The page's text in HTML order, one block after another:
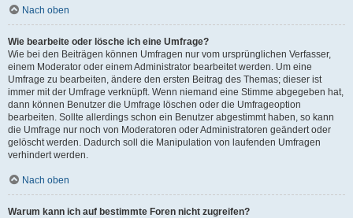
Nach oben
Wie bearbeite oder lösche ich eine Umfrage?
Wie bei den Beiträgen können Umfragen nur vom ursprünglichen Verfasser,
einem Moderator oder einem Administrator bearbeitet werden. Um eine
Umfrage zu bearbeiten, ändere den ersten Beitrag des Themas; dieser ist
immer mit der Umfrage verknüpft. Wenn niemand eine Stimme abgegeben hat,
dann können Benutzer die Umfrage löschen oder die Umfrageoption
bearbeiten. Sollte allerdings schon ein Benutzer abgestimmt haben, so kann
die Umfrage nur noch von Moderatoren oder Administratoren geändert oder
gelöscht werden. Dadurch soll die Manipulation von laufenden Umfragen
verhindert werden.
Nach oben
Warum kann ich auf bestimmte Foren nicht zugreifen?